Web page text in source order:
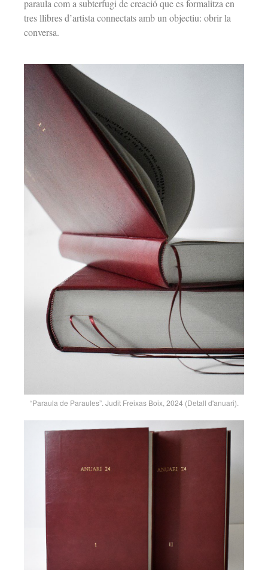
paraula com a subterfugi de creació que es formalitza en
tres llibres d’artista connectats amb un objectiu: obrir la
conversa.
“Paraula de Paraules”. Judit Freixas Boix, 2024 (Detall d'anuari).